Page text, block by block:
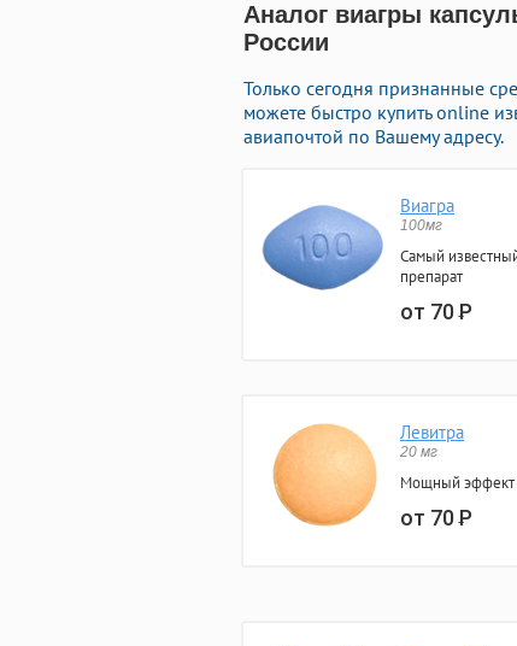
Аналог виагры
России
Только сегодня признанные
можете быстро купить online
авиапочтой по Вашему адресу.
Виагра
100мг
Самый
препарат
от 70Р
Левитра
20 мг
Мощный эффект
от 70Р